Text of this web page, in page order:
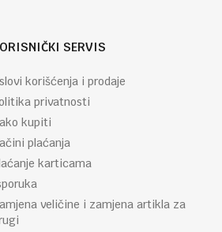
SERVIS
korišćenja i prodaje
privatnosti
kupiti
plaćanja
karticama
veličine i zamjena artikla za